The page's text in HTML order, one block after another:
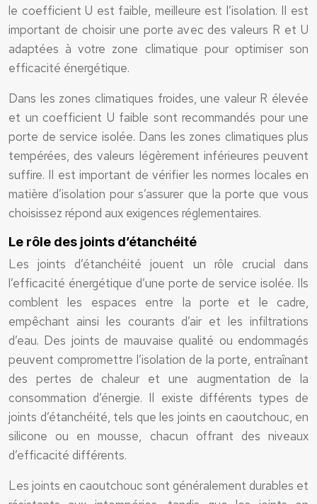
le coefficient U est faible, meilleure est l’isolation. Il est
important de choisir une porte avec des valeurs R et U
adaptées à votre zone climatique pour optimiser son
efficacité énergétique.
Dans les zones climatiques froides, une valeur R élevée
et un coefficient U faible sont recommandés pour une
porte de service isolée. Dans les zones climatiques plus
tempérées, des valeurs légèrement inférieures peuvent
suffire. Il est important de vérifier les normes locales en
matière d’isolation pour s’assurer que la porte que vous
choisissez répond aux exigences réglementaires.
Le rôle des joints d’étanchéité
Les joints d’étanchéité jouent un rôle crucial dans
l’efficacité énergétique d’une porte de service isolée. Ils
comblent les espaces entre la porte et le cadre,
empêchant ainsi les courants d’air et les infiltrations
d’eau. Des joints de mauvaise qualité ou endommagés
peuvent compromettre l’isolation de la porte, entraînant
des pertes de chaleur et une augmentation de la
consommation d’énergie. Il existe différents types de
joints d’étanchéité, tels que les joints en caoutchouc, en
silicone ou en mousse, chacun offrant des niveaux
d’efficacité différents.
Les joints en caoutchouc sont généralement durables et